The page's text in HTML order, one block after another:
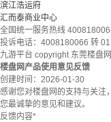
滨江浩运府
汇而泰商业中心
全国统一服务热线
投诉电话：4008180066 转
九游平台 copyright 东莞楼盘
楼盘网产品使用意见反馈
创建时间： 2026-01-30
感谢您对楼盘网的支持与关注
您最诚挚的意见和建议。
反馈内容*